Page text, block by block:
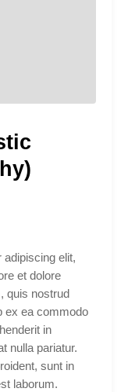
elit,
et dolore
quis nostrud
ex ea commodo
in
nulla pariatur.
sunt in
laborum.